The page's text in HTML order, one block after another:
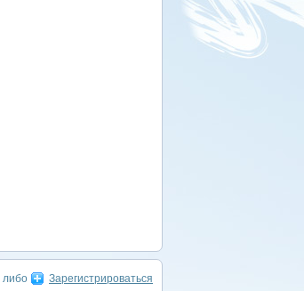
либо Зарегистрироваться